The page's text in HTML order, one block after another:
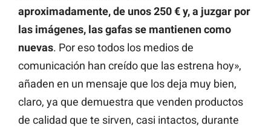
aproximadamente, de unos 250 € y, a juzgar por
las imágenes, las gafas se mantienen como
nuevas. Por eso todos los medios de
comunicación han creído que las estrena hoy»,
añaden en un mensaje que los deja muy bien,
claro, ya que demuestra que venden productos
de calidad que te sirven, casi intactos, durante